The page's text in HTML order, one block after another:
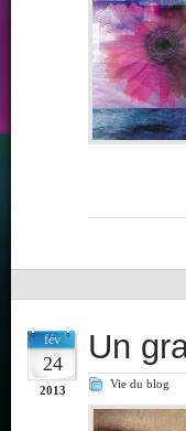
fév
24
2013
Un
Vie du blog